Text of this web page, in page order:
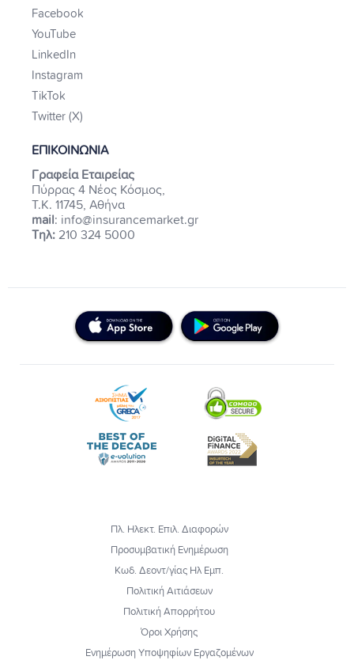
Facebook
YouTube
LinkedIn
Instagram
TikTok
Twitter (X)
ΕΠΙΚΟΙΝΩΝΙΑ
Γραφεία Εταιρείας
Πύρρας 4 Νέος Κόσμος,
Τ.Κ. 11745, Αθήνα
mail: info@insurancemarket.gr
Τηλ: 210 324 5000
Πλ. Ηλεκτ. Επιλ. Διαφορών
Προσυμβατική Ενημέρωση
Κωδ. Δεοντ/γίας Ηλ Εμπ.
Πολιτική Αιτιάσεων
Πολιτική Απορρήτου
Όροι Χρήσης
Ενημέρωση Υποψηφίων Εργαζομένων